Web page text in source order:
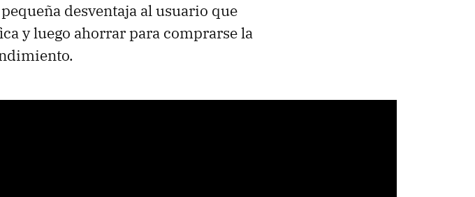
desventaja al usuario que
y luego ahorrar para comprarse la